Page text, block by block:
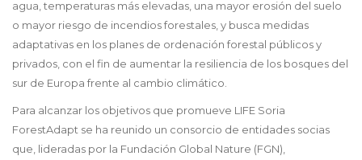
agua, temperaturas más elevadas, una mayor erosión del suelo
o mayor riesgo de incendios forestales, y busca medidas
adaptativas en los planes de ordenación forestal públicos y
privados, con el fin de aumentar la resiliencia de los bosques del
sur de Europa frente al cambio climático.
Para alcanzar los objetivos que promueve LIFE Soria
ForestAdapt se ha reunido un consorcio de entidades socias
que, lideradas por la Fundación Global Nature (FGN),